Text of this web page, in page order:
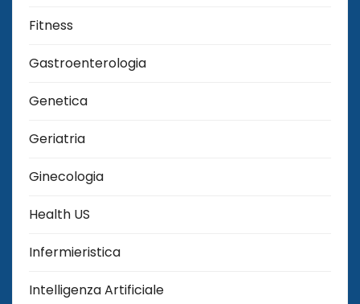
Fitness
Gastroenterologia
Genetica
Geriatria
Ginecologia
Health US
Infermieristica
Intelligenza Artificiale